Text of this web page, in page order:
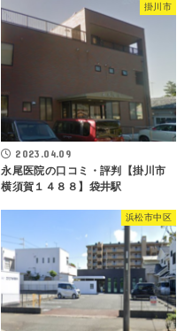
掛川市
2023.04.09
永尾医院の口コミ・評判【掛川市
横須賀１４８８】袋井駅
浜松市中区